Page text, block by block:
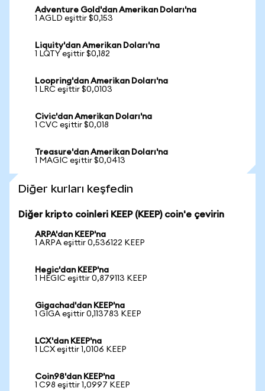
Adventure Gold'dan Amerikan Doları'na
1 AGLD eşittir $0,153
Liquity'dan Amerikan Doları'na
1 LQTY eşittir $0,182
Loopring'dan Amerikan Doları'na
1 LRC eşittir $0,0103
Civic'dan Amerikan Doları'na
1 CVC eşittir $0,018
Treasure'dan Amerikan Doları'na
1 MAGIC eşittir $0,0413
Diğer kurları keşfedin
Diğer kripto coinleri KEEP (KEEP) coin'e çevirin
ARPA'dan KEEP'na
1 ARPA eşittir 0,536122 KEEP
Hegic'dan KEEP'na
1 HEGIC eşittir 0,879113 KEEP
Gigachad'dan KEEP'na
1 GIGA eşittir 0,113783 KEEP
LCX'dan KEEP'na
1 LCX eşittir 1,0106 KEEP
Coin98'dan KEEP'na
1 C98 eşittir 1,0997 KEEP